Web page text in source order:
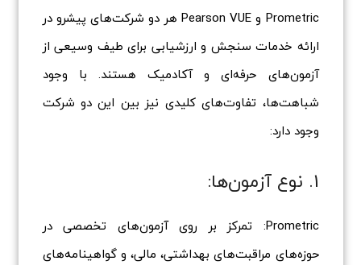
Prometric و Pearson VUE هر دو شرکت‌های پیشرو در
ارائه خدمات سنجش و ارزشیابی برای طیف وسیعی از
آزمون‌های حرفه‌ای و آکادمیک هستند. با وجود
شباهت‌ها، تفاوت‌های کلیدی نیز بین این دو شرکت
وجود دارد:
1. نوع آزمون‌ها:
Prometric: تمرکز بر روی آزمون‌های تخصصی در
حوزه‌های مراقبت‌های بهداشتی، مالی، و گواهینامه‌های